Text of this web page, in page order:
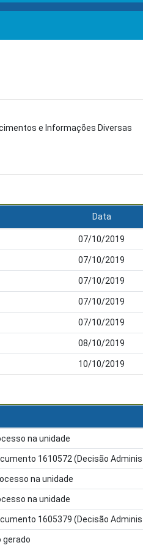
e Informações Diversas
Data
07/10/2019
07/10/2019
07/10/2019
07/10/2019
07/10/2019
08/10/2019
10/10/2019
na unidade
1610572 (Decisão
na unidade
na unidade
1605379 (Decisão
gerado